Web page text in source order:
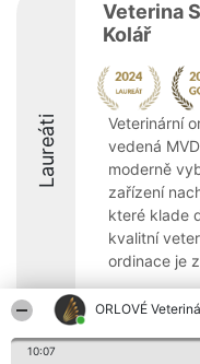
ORLOVÉ
10:07
Laureáti
Veterina
Kolář
Veterinární
vedená
moderně
zařízení
které klade
kvalitní
ordinace je